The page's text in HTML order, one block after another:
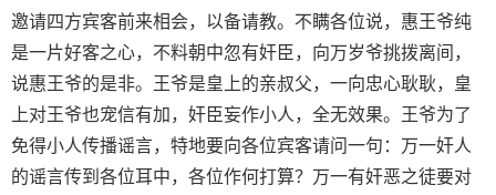
邀请四方宾客前来相会，以备请教。不瞒各位说，惠王爷纯
是一片好客之心，不料朝中忽有奸臣，向万岁爷挑拨离间，
说惠王爷的是非。王爷是皇上的亲叔父，一向忠心耿耿，皇
上对王爷也宠信有加，奸臣妄作小人，全无效果。王爷为了
免得小人传播谣言，特地要向各位宾客请问一句：万一奸人
的谣言传到各位耳中，各位作何打算？万一有奸恶之徒要对